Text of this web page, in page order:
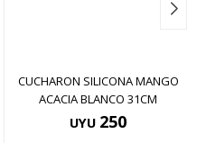
CUCHARON SILICONA MANGO
ACACIA BLANCO 31CM
UYU 250